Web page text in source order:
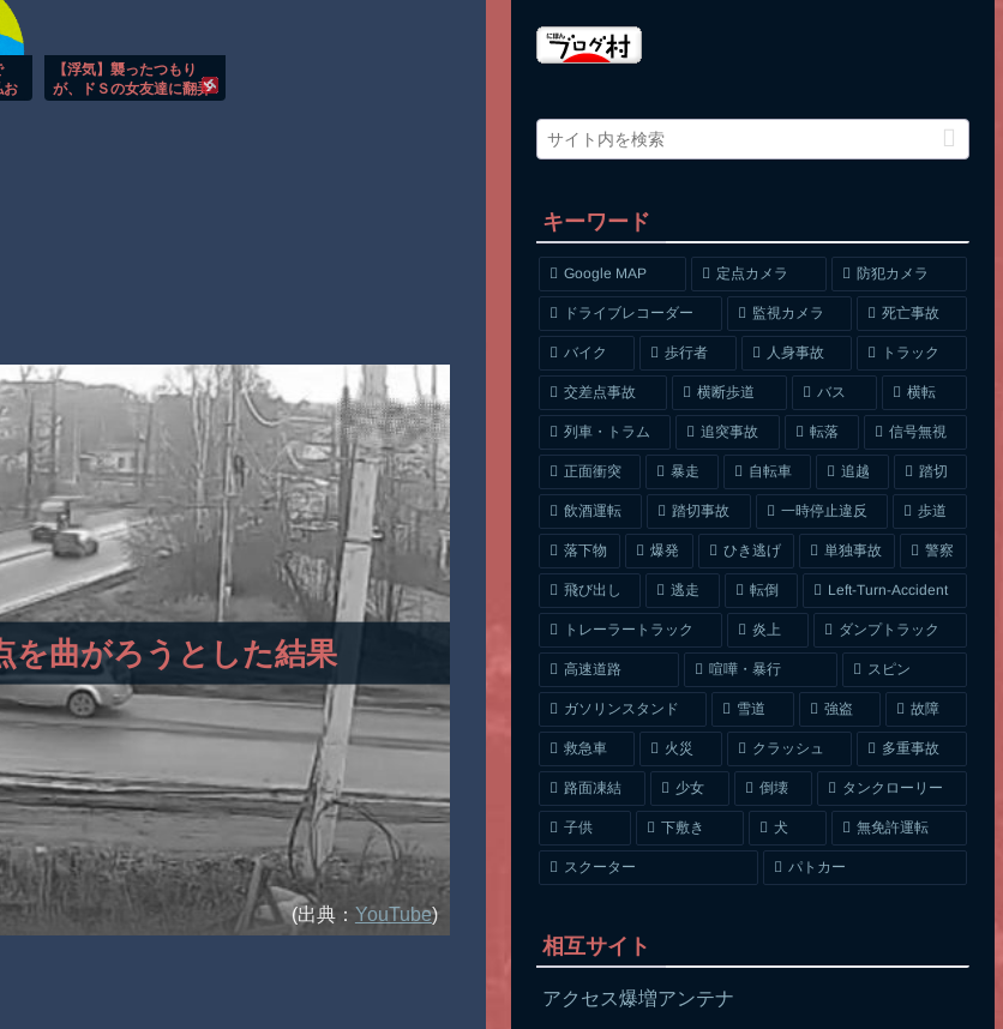
by livedoor 相互RSS
…
没
こ
お
【浮気】襲ったつもり
が、ドＳの女友達に翻弄
を曲がろうとした結果
(出典： YouTube)
キーワード
Google MAP 定点カメラ 防犯カメラ
ドライブレコーダー 監視カメラ 死亡事故
バイク 歩行者 人身事故 トラック
交差点事故 横断歩道 バス 横転
列車・トラム 追突事故 転落 信号無視
正面衝突 暴走 自転車 追越 踏切
飲酒運転 踏切事故 一時停止違反 歩道
落下物 爆発 ひき逃げ 単独事故 警察
飛び出し 逃走 転倒 Left-Turn-Accident
トレーラートラック 炎上 ダンプトラック
高速道路 喧嘩・暴行 スピン
ガソリンスタンド 雪道 強盗 故障
救急車 火災 クラッシュ 多重事故
路面凍結 少女 倒壊 タンクローリー
子供 下敷き 犬 無免許運転
スクーター パトカー
相互サイト
アクセス爆増アンテナ